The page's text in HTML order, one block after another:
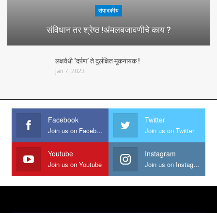
संपादकीय
संविधान तर श्रेष्ठ !अंमलबजावणीचे काय ?
लक्षवेधी ‘दर्पण’ ते दुर्लक्षित मूकनायक !
Jan 7, 2023
Facebook
Join us on Facebook
Twitter
Join us on Twitter
Youtube
Join us on Youtube
Instagram
Join us on Instagram